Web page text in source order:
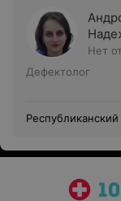
Нет
Дефектолог